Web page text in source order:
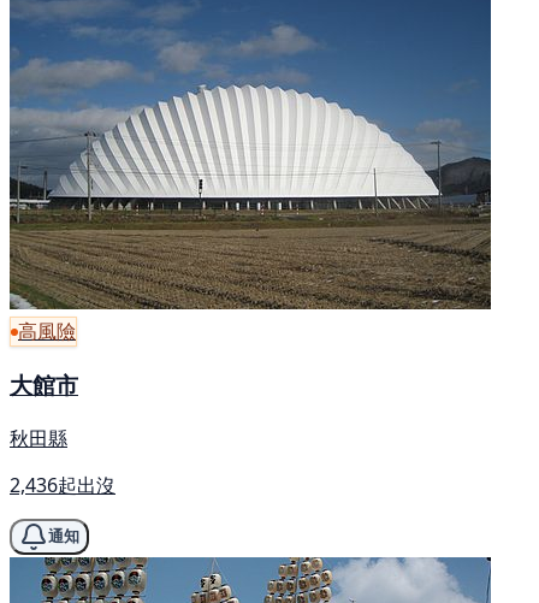
高風險
大館市
秋田縣
2,436起出沒
通知